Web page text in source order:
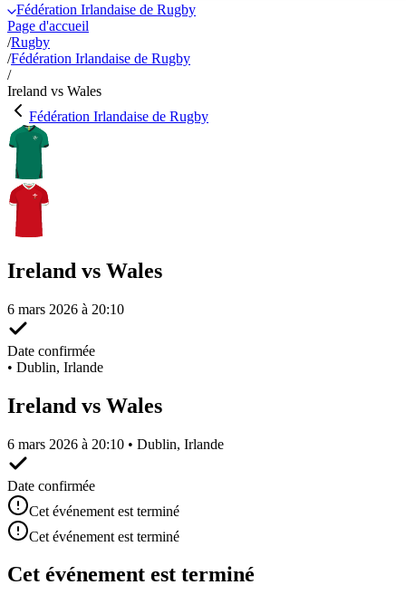
Fédération Irlandaise de Rugby
Page d'accueil
/Rugby
/Fédération Irlandaise de Rugby
/
Ireland vs Wales
Fédération Irlandaise de Rugby
Ireland vs Wales
6 mars 2026 à 20:10
Date confirmée
• Dublin, Irlande
Ireland vs Wales
6 mars 2026 à 20:10 • Dublin, Irlande
Date confirmée
Cet événement est terminé
Cet événement est terminé
Cet événement est terminé